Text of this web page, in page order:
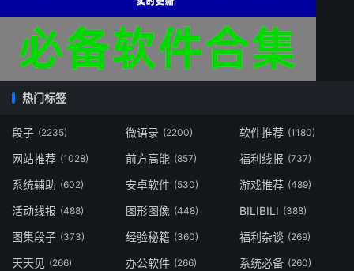
热门标签
段子 (2235) 微语录 (2200) 软件推荐 (1180)
网站推荐 (1028) 前方高能 (857) 福利线报 (737)
系统辅助 (602) 安卓软件 (530) 游戏推荐 (489)
活动线报 (488) 图形图像 (448) BILIBILI (388)
图集段子 (373) 经验秘籍 (360) 福利杂谈 (269)
天天见 (266) 办公软件 (266) 系统必备 (260)